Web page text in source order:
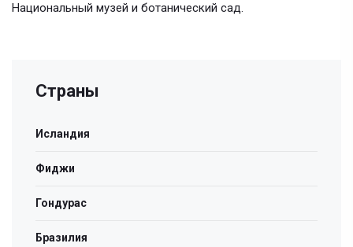
Национальный музей и ботанический сад.
Страны
Исландия
Фиджи
Гондурас
Бразилия